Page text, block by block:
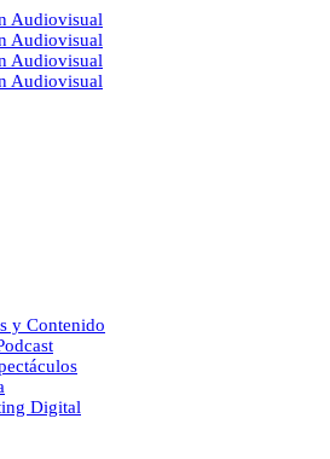
y Contenido
Digital